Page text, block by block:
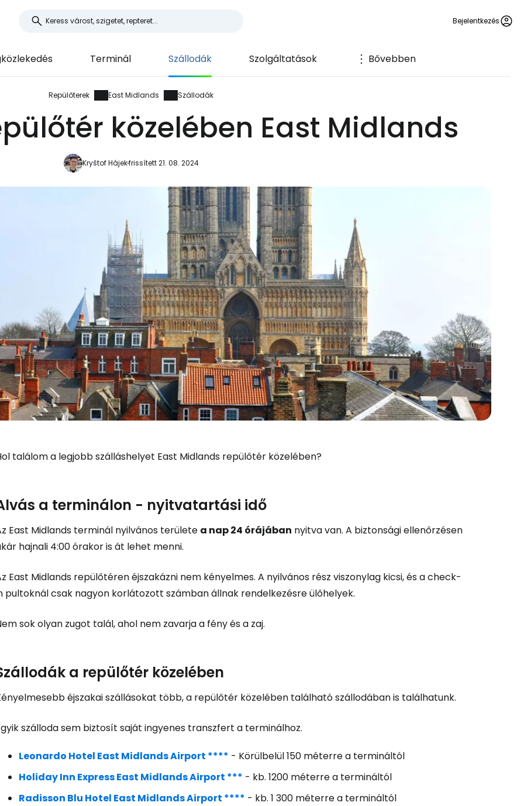
Bejelentkezés
Terminál Szállodák Szolgáltatások Bővebben
Repülőterek East Midlands Szállodák
közelében East Midlands
Kryštof Hájekfrissített 21. 08. 2024
találom a legjobb szálláshelyet East Midlands repülőtér közelében?
a terminálon - nyitvatartási idő
East Midlands terminál nyilvános területe a nap 24 órájában nyitva van. A biztonsági ellenőrzésen
hajnali 4:00 órakor is át lehet menni.
East Midlands repülőtéren éjszakázni nem kényelmes. A nyilvános rész viszonylag kicsi, és a check-
pultoknál csak nagyon korlátozott számban állnak rendelkezésre ülőhelyek.
sok olyan zugot talál, ahol nem zavarja a fény és a zaj.
a repülőtér közelében
éjszakai szállásokat több, a repülőtér közelében található szállodában is találhatunk.
szálloda sem biztosít saját ingyenes transzfert a terminálhoz.
Leonardo Hotel East Midlands Airport **** - Körülbelül 150 méterre a termináltól
Holiday Inn Express East Midlands Airport *** - kb. 1200 méterre a termináltól
Radisson Blu Hotel East Midlands Airport **** - kb. 1 300 méterre a termináltól
Bejelentkezés a Cestee-be